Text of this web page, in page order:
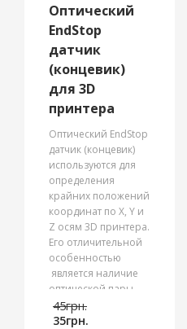
Оптический
EndStop
датчик
(концевик)
для 3D
принтера
Оптический EndStop
датчик (концевик)
используются для
определения
крайних положений
координат по X, Y и
Z осям 3D принтера.
Его отличительной
особенностью
является наличие
оптической пары,
которая реагирует
на преграду в
45грн.
35грн.